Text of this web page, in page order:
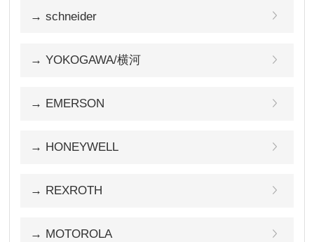
→ schneider
→ YOKOGAWA/横河
→ EMERSON
→ HONEYWELL
→ REXROTH
→ MOTOROLA